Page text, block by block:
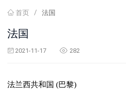
首页 / 法国
法国
2021-11-17 282
法兰西共和国 (巴黎)